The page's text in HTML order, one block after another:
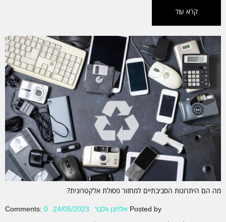
קרא עוד
מה הם היתרונות הסביבתיים למחזור פסולת אלקטרונית?
Posted by אלחנן גלבר 24/05/2023
Comments: 0